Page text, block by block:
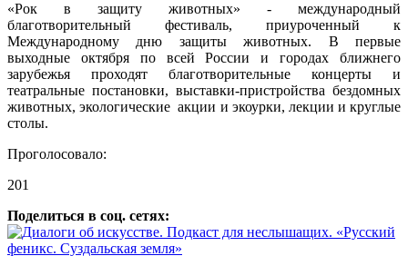
«Рок в защиту животных» - международный
благотворительный фестиваль, приуроченный к
Международному дню защиты животных. В первые
выходные октября по всей России и городах ближнего
зарубежья проходят благотворительные концерты и
театральные постановки, выставки-пристройства бездомных
животных, экологические акции и экоурки, лекции и круглые
столы.
Проголосовало:
201
Поделиться в соц. сетях: